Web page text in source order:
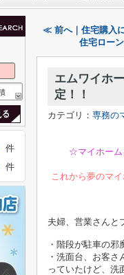
≪ 前へ｜住宅購入
住宅ロー
エムワイホ
定！！
カテゴリ： 専務の
☆マイホーム
これから夢のマ
夫婦、営業さんと
・階段が駐車の
・洗面台、お客
っていたけど、洗
件
件